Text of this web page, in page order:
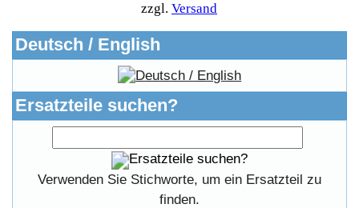
Liefer- & Versandkosten
Datenschutzerklärung
Unsere AGBs
Impressum
RMA & Service